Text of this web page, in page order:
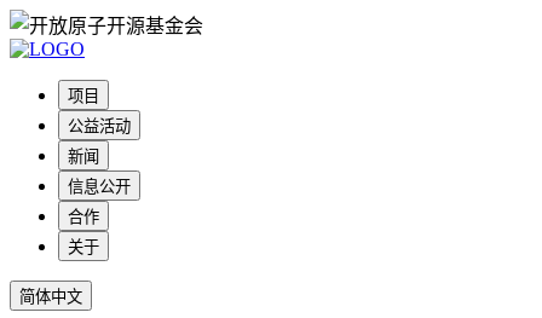
项目
公益活动
新闻
信息公开
合作
关于
简体中文